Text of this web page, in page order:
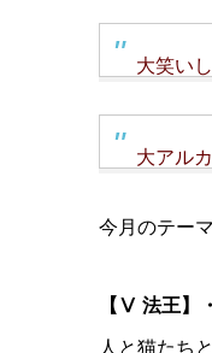
大笑い
大アル
今月のテー
【Ⅴ 法王】
人と猫たち